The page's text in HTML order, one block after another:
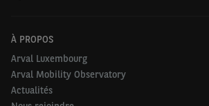
À PROPOS
Arval Luxembourg
Arval Mobility Observatory
Actualités